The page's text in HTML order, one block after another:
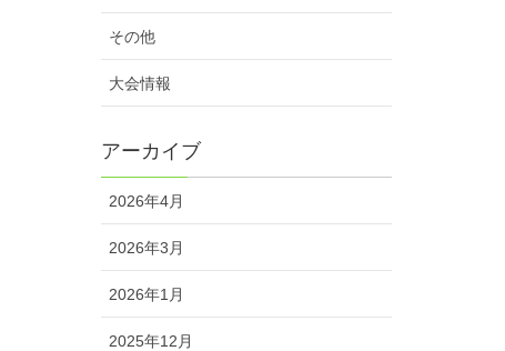
その他
大会情報
アーカイブ
2026年4月
2026年3月
2026年1月
2025年12月